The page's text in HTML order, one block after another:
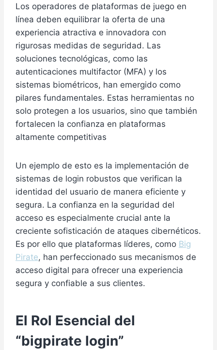
Los operadores de plataformas de juego en
línea deben equilibrar la oferta de una
experiencia atractiva e innovadora con
rigurosas medidas de seguridad. Las
soluciones tecnológicas, como las
autenticaciones multifactor (MFA) y los
sistemas biométricos, han emergido como
pilares fundamentales. Estas herramientas no
solo protegen a los usuarios, sino que también
fortalecen la confianza en plataformas
altamente competitivas
Un ejemplo de esto es la implementación de
sistemas de login robustos que verifican la
identidad del usuario de manera eficiente y
segura. La confianza en la seguridad del
acceso es especialmente crucial ante la
creciente sofisticación de ataques cibernéticos.
Es por ello que plataformas líderes, como Big
Pirate, han perfeccionado sus mecanismos de
acceso digital para ofrecer una experiencia
segura y confiable a sus clientes.
El Rol Esencial del
“bigpirate login”